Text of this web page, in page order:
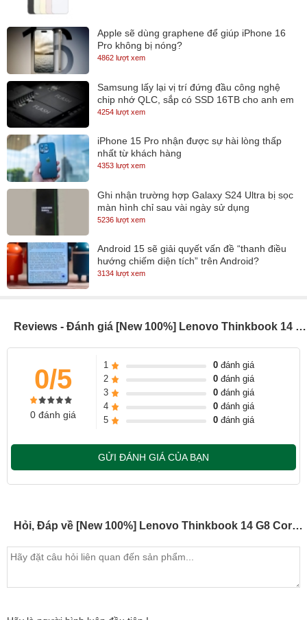
Khả năng xử lý đồ họa xuất sắc
Bộ vi xử lý Intel Core 5 220H tích hợp GPU đồ họa Intel Graphics
mạnh mẽ hàng đầu mang tới sức mạnh đồ họa ấn tượng, Lenovo
các ứng dụng đồ họa cơ bản, cho bạn làm được nhiều việc hơn
Thiết kế sang trọng và chuyên nghiệp
Apple sẽ dùng graphene để giúp iPhone 16
Pro không bị nóng?
4862 lượt xem
Samsung lấy lại vị trí đứng đầu công nghệ
chip nhớ QLC, sắp có SSD 16TB cho anh em
lưu trữ
4254 lượt xem
iPhone 15 Pro nhận được sự hài lòng thấp
nhất từ khách hàng
4353 lượt xem
Ghi nhận trường hợp Galaxy S24 Ultra bị sọc
màn hình chỉ sau vài ngày sử dụng
5236 lượt xem
Android 15 sẽ giải quyết vấn đề “thanh điều
hướng chiếm diện tích” trên Android?
3134 lượt xem
Reviews - Đánh giá [New 100%] Lenovo Thinkbook 14 G8 Core 5-220H / 14 inch 2.8K (Model 2025)
0/5
0 đánh giá
1 0đánh giá
2
0đánh giá
3
0đánh giá
4
0đánh giá
5
0đánh giá
GỬI ĐÁNH GIÁ CỦA BẠN
Hỏi, Đáp về [New 100%] Lenovo Thinkbook 14 G8 Core 5-220H / 14 inch 2.8K (Model 2025)